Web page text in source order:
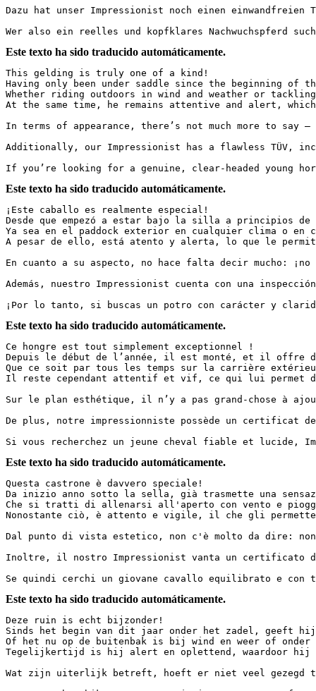
Dazu hat unser Impressionist noch einen einwandfreien
Wer also ein reelles und kopfklares Nachwuchspferd
Este texto ha sido traducido automáticamente.
This gelding is truly one of a kind!
Having only been under saddle since the beginning
Whether riding outdoors in wind and weather or
At the same time, he remains attentive and alert,
In terms of appearance, there’s not much more to
Additionally, our Impressionist has a flawless TÜV,
If you’re looking for a genuine, clear-headed young
Este texto ha sido traducido automáticamente.
¡Este caballo es realmente especial!
Desde que empezó a estar bajo la silla a principios
Ya sea en el paddock exterior en cualquier clima o
A pesar de ello, está atento y alerta, lo que le
En cuanto a su aspecto, no hace falta decir mucho:
Además, nuestro Impressionist cuenta con una
¡Por lo tanto, si buscas un potro con carácter y
Este texto ha sido traducido automáticamente.
Ce hongre est tout simplement exceptionnel !
Depuis le début de l’année, il est monté, et il
Que ce soit par tous les temps sur la carrière
Il reste cependant attentif et vif, ce qui lui permet
Sur le plan esthétique, il n’y a pas grand-chose à
De plus, notre impressionniste possède un certificat
Si vous recherchez un jeune cheval fiable et lucide,
Este texto ha sido traducido automáticamente.
Questa castrone è davvero speciale!
Da inizio anno sotto la sella, già trasmette una
Che si tratti di allenarsi all'aperto con vento e
Nonostante ciò, è attento e vigile, il che gli permette
Dal punto di vista estetico, non c'è molto da dire:
Inoltre, il nostro Impressionist vanta un certificato
Se quindi cerchi un giovane cavallo equilibrato e
Este texto ha sido traducido automáticamente.
Deze ruin is echt bijzonder!
Sinds het begin van dit jaar onder het zadel, geeft
Of het nu op de buitenbak is bij wind en weer of
Tegelijkertijd is hij alert en oplettend, waardoor hij
Wat zijn uiterlijk betreft, hoeft er niet veel gezegd te